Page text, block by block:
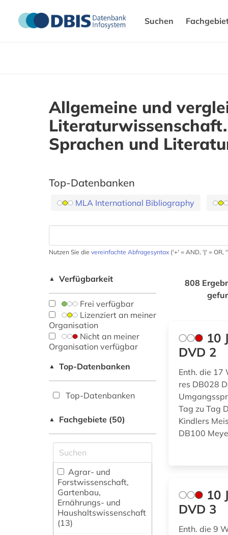
Suchen
Allgemeine und
Sprachen und
Top-Datenbanken
MLA International Bibliography
Nutzen Sie die vereinfachte Abfragesyntax ('+' = AND, '|' = OR,
▲ Verfügbarkeit
Frei verfügbar
Lizenziert an meiner
Organisation
Nicht an meiner
Organisation verfügbar
▲ Top-Datenbanken
Top-Datenbanken
▲ Fachgebiete (50)
Agrar- und
Forstwissenschaft,
Gartenbau,
Ernährungs- und
Haushaltswissenschaft
(13)
808
10
DVD 2
Enth. die 17
res DB028
Tag zu Tag
Kindlers
DB100
10
DVD 3
Enth. die 9